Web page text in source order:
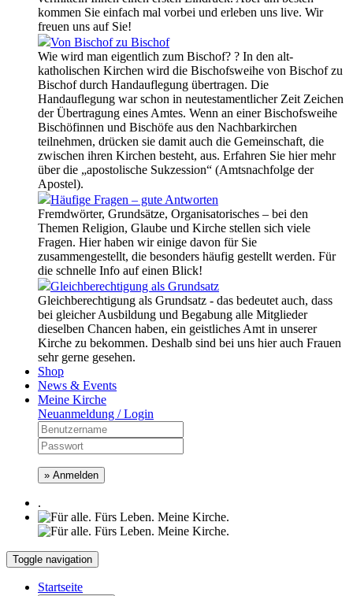
kommen Sie einfach mal vorbei und erleben uns live. Wir
freuen uns auf Sie!
Von Bischof zu Bischof
Wie wird man eigentlich zum Bischof? ? In den alt-
katholischen Kirchen wird die Bischofsweihe von Bischof zu
Bischof durch Handauflegung übertragen. Die
Handauflegung war schon in neutestamentlicher Zeit Zeichen
der Übertragung eines Amtes. Wenn an einer Bischofsweihe
Bischöfinnen und Bischöfe aus den Nachbarkirchen
teilnehmen, drücken sie damit auch die Gemeinschaft, die
zwischen ihren Kirchen besteht, aus. Erfahren Sie hier mehr
über die „apostolische Sukzession“ (Amtsnachfolge der
Apostel).
Häufige Fragen – gute Antworten
Fremdwörter, Grundsätze, Organisatorisches – bei den
Themen Religion, Glaube und Kirche stellen sich viele
Fragen. Hier haben wir einige davon für Sie
zusammengestellt, die besonders häufig gestellt werden. Für
die schnelle Info auf einen Blick!
Gleichberechtigung als Grundsatz
Gleichberechtigung als Grundsatz - das bedeutet auch, dass
bei gleicher Ausbildung und Begabung alle Mitglieder
dieselben Chancen haben, ein geistliches Amt in unserer
Kirche zu bekommen. Deshalb sind bei uns hier auch Frauen
sehr gerne gesehen.
Shop
News & Events
Meine Kirche
Neuanmeldung / Login
» Anmelden
.
Toggle navigation
Startseite